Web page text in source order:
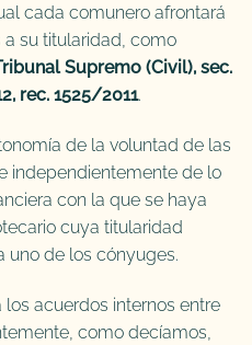
cada comunero afrontará
su titularidad, como
Supremo (Civil), sec.
rec. 1525/2011.
de la voluntad de las
independientemente de lo
con la que se haya
cuya titularidad
uno de los cónyuges.
acuerdos internos entre
como decíamos,